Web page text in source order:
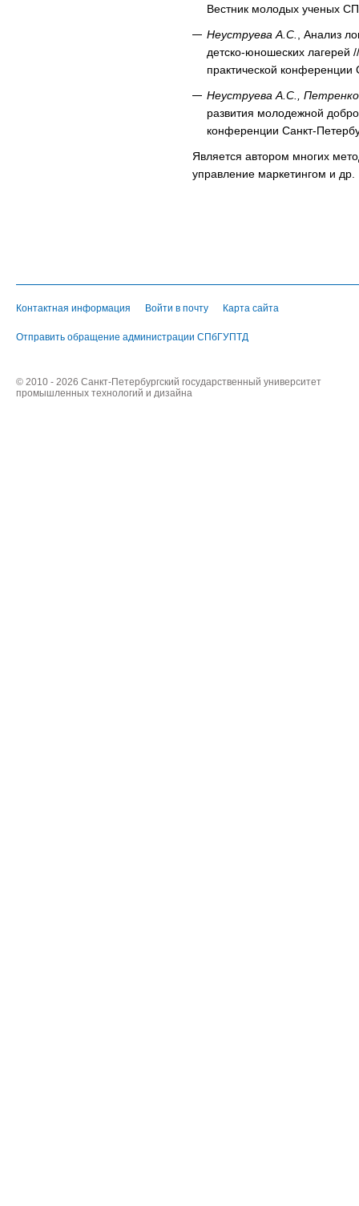
Вестник молодых ученых
Неуструева А.С., Анализ
детско-юношеских
практической
Неуструева А.С.,
развития молодежной
конференции Санкт-
Является автором многих
управление маркетингом и др.
Контактная информация Войти в почту Карта сайта
Отправить обращение администрации СПбГУПТД
© 2010 - 2026 Санкт-Петербургский государственный университет
промышленных технологий и дизайна